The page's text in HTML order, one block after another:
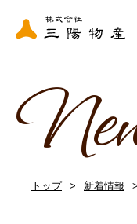
トップ 新着情報